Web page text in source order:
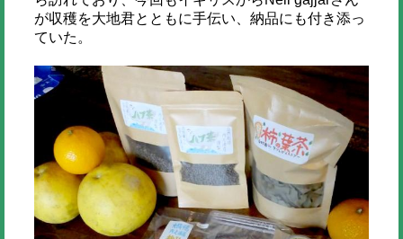
が収穫を大地君とともに手伝い、納品にも付き添っ
ていた。